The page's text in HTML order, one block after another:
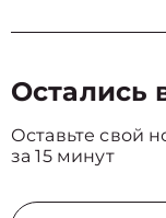
Остались
Оставьте свой
за 15 минут